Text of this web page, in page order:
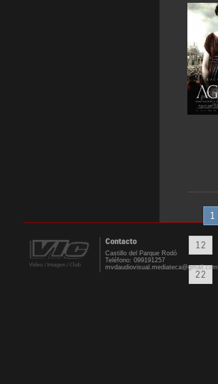
1
12
22
Contacto
Castillo del Parque Rodó
Teléfono: 099191257
mvdaudiovisual.mediateca@gmail.com